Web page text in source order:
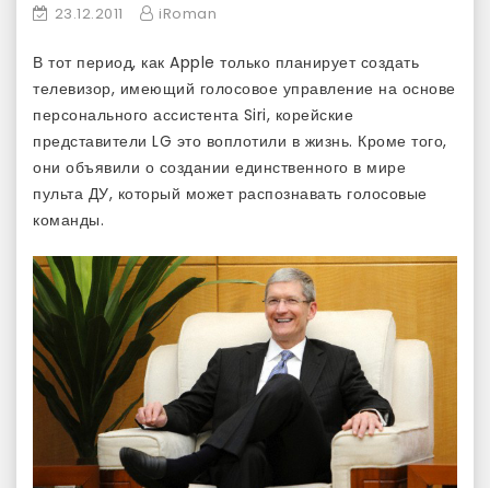
23.12.2011 iRoman
В тот период, как Apple только планирует создать
телевизор, имеющий голосовое управление на основе
персонального ассистента Siri, корейские
представители LG это воплотили в жизнь. Кроме того,
они объявили о создании единственного в мире
пульта ДУ, который может распознавать голосовые
команды.